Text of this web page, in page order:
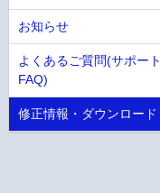
お知らせ
よくあるご質問(サポート
FAQ)
修正情報・ダウンロード